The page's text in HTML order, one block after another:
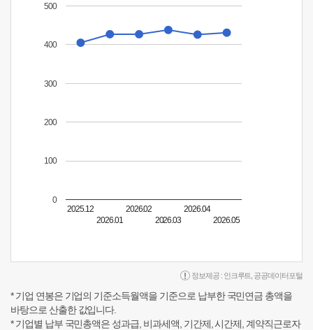
2025.12
2026.01
2026.02
2026.03
2026.04
2026.05
0
100
200
300
400
500
정보제공 : 인크루트 공공데이터포털
* 기업 연봉은 기업의 기준소득월액을 기준으로 납부한 국민연금 총액을
바탕으로 산출한 값입니다.
* 기업별 납부 국민총액은 성과급, 비과세액, 기간제, 시간제, 계약직근로자